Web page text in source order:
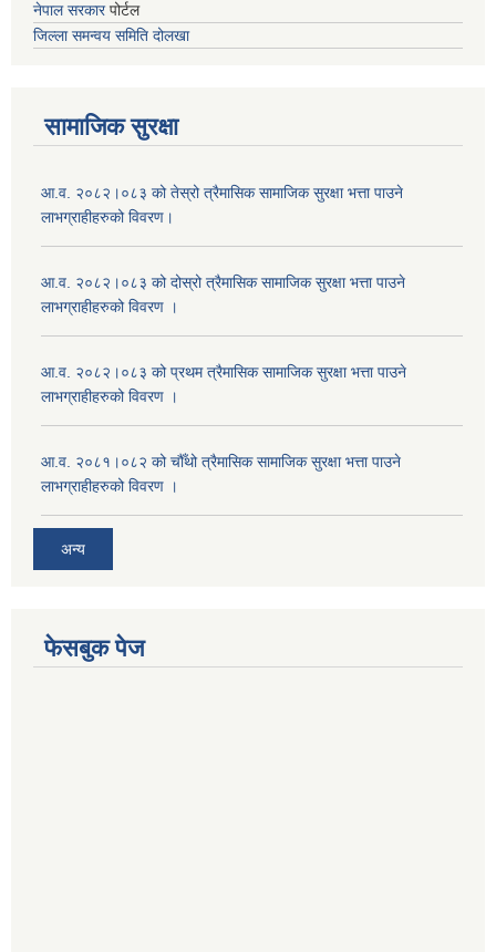
नेपाल सरकारपोर्टल
जिल्ला समन्वय समिति दोलखा
सामाजिक सुरक्षा
आ.व. २०८२।०८३ को तेस्रो त्रैमासिक सामाजिक सुरक्षा भत्ता पाउने
लाभग्राहीहरुको विवरण।
आ.व. २०८२।०८३ को दोस्रो त्रैमासिक सामाजिक सुरक्षा भत्ता पाउने
लाभग्राहीहरुको विवरण ।
आ.व. २०८२।०८३ को प्रथम त्रैमासिक सामाजिक सुरक्षा भत्ता पाउने
लाभग्राहीहरुको विवरण ।
आ.व. २०८१।०८२ को चौँथो त्रैमासिक सामाजिक सुरक्षा भत्ता पाउने
लाभग्राहीहरुको विवरण ।
अन्य
फेसबुक पेज